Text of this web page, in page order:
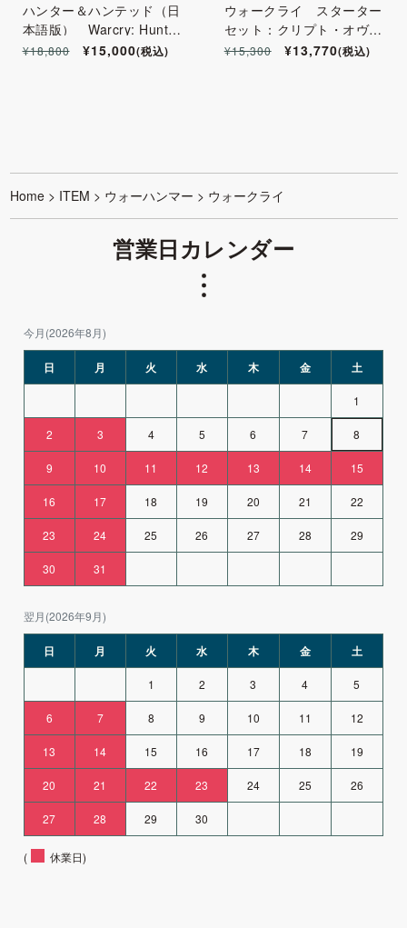
ハンター＆ハンテッド（日
本語版） Warcry: Hunter
and Hunted (Japanese)：
¥18,800 ¥15,000(税込)
ウォークライ スターター
セット：クリプト・オヴ・
ブラッド (日本語版) War
¥15,300 ¥13,770(税込)
Home> ITEM > ウォーハンマー > ウォークライ
営業日カレンダー
今月(2026年8月)
日 月 火 水 木 金 土
1
2 3 4 5 6 7 8
9 10 11 12 13 14 15
16 17 18 19 20 21 22
23 24 25 26 27 28 29
30 31
翌月(2026年9月)
日 月 火 水 木 金 土
1 2 3 4 5
6 7 8 9 10 11 12
13 14 15 16 17 18 19
20 21 22 23 24 25 26
27 28 29 30
( 休業日)